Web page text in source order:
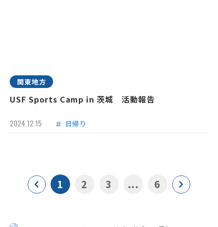
関東地方
USF Sports Camp in 茨城 活動報告
2024.12.15 日帰り
1 2 3 ... 6